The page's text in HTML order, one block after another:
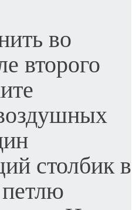
во
второго
столбик в